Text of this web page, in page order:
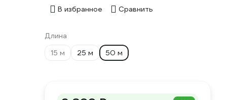
В избранное Сравнить
Длина
15 м
25 м 50 м